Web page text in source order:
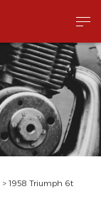
> 1958 Triumph 6t